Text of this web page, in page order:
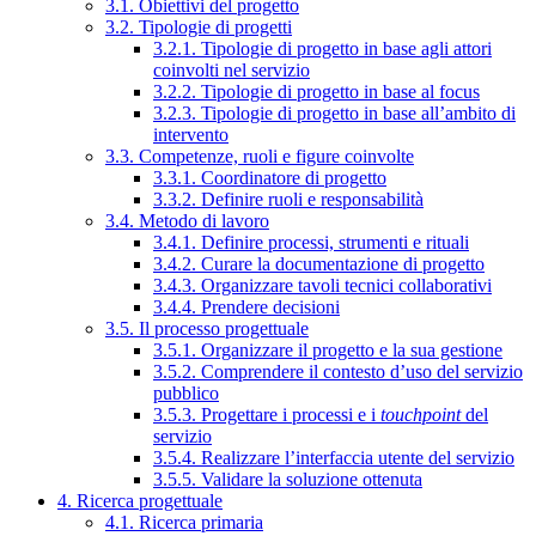
3.1. Obiettivi del progetto
3.2. Tipologie di progetti
3.2.1. Tipologie di progetto in base agli attori
coinvolti nel servizio
3.2.2. Tipologie di progetto in base al focus
3.2.3. Tipologie di progetto in base all’ambito di
intervento
3.3. Competenze, ruoli e figure coinvolte
3.3.1. Coordinatore di progetto
3.3.2. Definire ruoli e responsabilità
3.4. Metodo di lavoro
3.4.1. Definire processi, strumenti e rituali
3.4.2. Curare la documentazione di progetto
3.4.3. Organizzare tavoli tecnici collaborativi
3.4.4. Prendere decisioni
3.5. Il processo progettuale
3.5.1. Organizzare il progetto e la sua gestione
3.5.2. Comprendere il contesto d’uso del servizio
pubblico
3.5.3. Progettare i processi e i touchpointdel
servizio
3.5.4. Realizzare l’interfaccia utente del servizio
3.5.5. Validare la soluzione ottenuta
4. Ricerca progettuale
4.1. Ricerca primaria